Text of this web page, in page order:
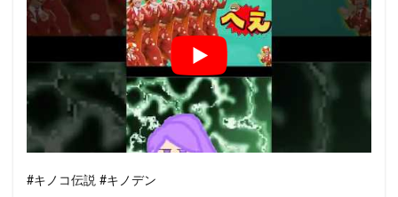
#キノコ伝説 #キノデン